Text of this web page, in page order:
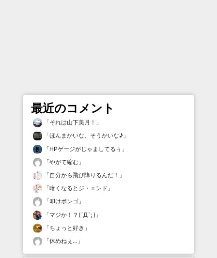
最近のコメント
「それは山下美月！ 」
「ほんまかいな、そうかいな♪ 」
「HPゲージがじゃましてるぅ 」
「やがて縮む 」
「自分から飛び降りるんだ！ 」
「暗くなるとジ・エンド 」
「叩けボンゴ 」
「マジか！？(´Д`; ) 」
「ちょっと好き 」
「休めねぇ… 」